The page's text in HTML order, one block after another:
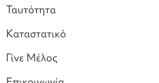
Ταυτότητα
Καταστατικό
Γίνε Μέλος